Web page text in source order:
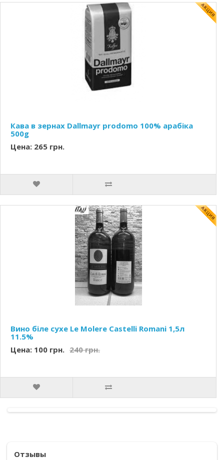
Кава в зернах Dallmayr prodomo 100% арабіка
500g
Цена: 265 грн.
Вино біле сухе Le Molere Castelli Romani 1,5л
11.5%
Цена: 100 грн. 240 грн.
Отзывы